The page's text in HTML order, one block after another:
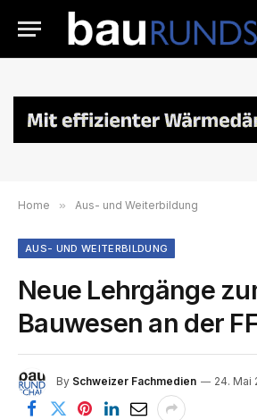
Home » Aus- und Weiterbildung
AUS- UND WEITERBILDUNG
Neue Lehrgänge
Bauwesen an der
By Schweizer Fachmedien 24. Mai